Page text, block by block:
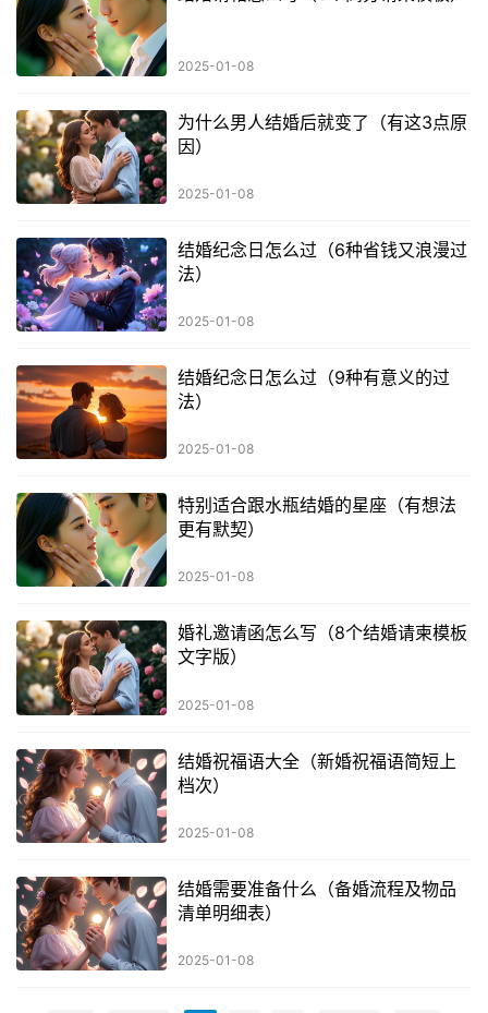
2025-01-08
为什么男人结婚后就变了（有这3点原
因）
2025-01-08
结婚纪念日怎么过（6种省钱又浪漫过
法）
2025-01-08
结婚纪念日怎么过（9种有意义的过
法）
2025-01-08
特别适合跟水瓶结婚的星座（有想法
更有默契）
2025-01-08
婚礼邀请函怎么写（8个结婚请柬模板
文字版）
2025-01-08
结婚祝福语大全（新婚祝福语简短上
档次）
2025-01-08
结婚需要准备什么（备婚流程及物品
清单明细表）
2025-01-08